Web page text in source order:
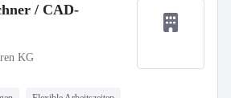
/ CAD-
KG